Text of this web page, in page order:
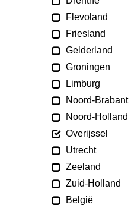
Flevoland
Friesland
Gelderland
Groningen
Limburg
Noord-Brabant
Noord-Holland
Overijssel
Utrecht
Zeeland
Zuid-Holland
België